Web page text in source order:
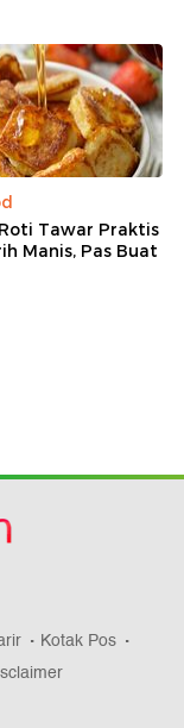
Tawar Praktis
Manis, Pas Buat
Kotak Pos